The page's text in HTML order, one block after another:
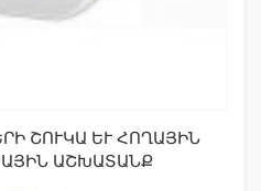
ՇՈՒԿԱ ԵՒ ՀՈՂԱՅԻՆ Ռ
ԱՇԽԱՏԱՆՔ